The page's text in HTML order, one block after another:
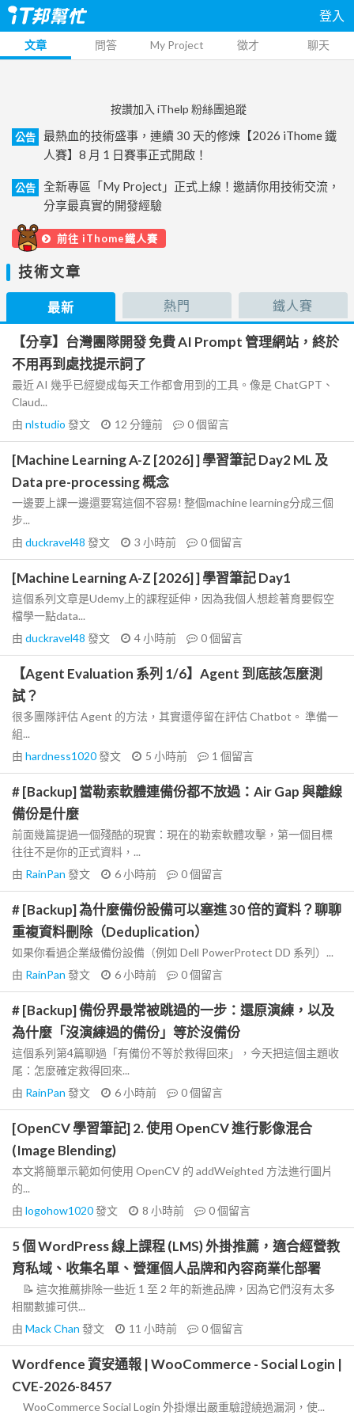
登入
文章 問答 My Project 徵才 聊天
按讚加入 iThelp 粉絲團追蹤
公告
最熱血的技術盛事，連續 30 天的修煉【2026 iThome 鐵
人賽】8 月 1 日賽事正式開啟！
公告
全新專區「My Project」正式上線！邀請你用技術交流，
分享最真實的開發經驗
前往 iThome鐵人賽
技術文章
最新 熱門 鐵人賽
【分享】台灣團隊開發 免費 AI Prompt 管理網站，終於
不用再到處找提示詞了
最近 AI 幾乎已經變成每天工作都會用到的工具。像是 ChatGPT、
Claud...
由 nlstudio 發文 12 分鐘前 0個留言
[Machine Learning A-Z [2026] ] 學習筆記 Day2 ML 及
Data pre-processing 概念
一邊要上課一邊還要寫這個不容易! 整個machine learning分成三個
步...
由 duckravel48 發文 3 小時前 0個留言
[Machine Learning A-Z [2026] ] 學習筆記 Day1
這個系列文章是Udemy上的課程延伸，因為我個人想趁著育嬰假空
檔學一點data...
由 duckravel48 發文 4 小時前 0個留言
【Agent Evaluation 系列 1/6】Agent 到底該怎麼測
試？
很多團隊評估 Agent 的方法，其實還停留在評估 Chatbot。 準備一
組...
由 hardness1020發文 5 小時前 1 個留言
# [Backup] 當勒索軟體連備份都不放過：Air Gap 與離線
備份是什麼
前面幾篇提過一個殘酷的現實：現在的勒索軟體攻擊，第一個目標
往往不是你的正式資料，...
由 RainPan 發文 6 小時前 0個留言
# [Backup] 為什麼備份設備可以塞進 30 倍的資料？聊聊
重複資料刪除（Deduplication）
如果你看過企業級備份設備（例如 Dell PowerProtect DD 系列）...
由 RainPan 發文 6 小時前 0個留言
# [Backup] 備份界最常被跳過的一步：還原演練，以及
為什麼「沒演練過的備份」等於沒備份
這個系列第4篇聊過「有備份不等於救得回來」，今天把這個主題收
尾：怎麼確定救得回來...
由 RainPan 發文 6 小時前 0個留言
[OpenCV 學習筆記] 2. 使用 OpenCV 進行影像混合
(Image Blending)
本文將簡單示範如何使用 OpenCV 的 addWeighted 方法進行圖片
的...
由 logohow1020發文 8 小時前 0個留言
5 個 WordPress 線上課程 (LMS) 外掛推薦，適合經營教
育私域、收集名單、營運個人品牌和內容商業化部署
📝 這次推薦排除一些近 1 至 2 年的新進品牌，因為它們沒有太多
相關數據可供...
由 Mack Chan 發文 11 小時前 0個留言
Wordfence 資安通報 | WooCommerce - Social Login |
CVE-2026-8457
WooCommerce Social Login 外掛爆出嚴重驗證繞過漏洞，使...